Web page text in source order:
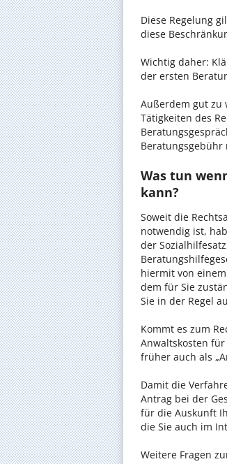
Diese Regelung
diese
Wichtig daher:
der ersten
Außerdem gut zu
Tätigkeiten des
Was tun
kann?
Soweit die
notwendig ist,
der
hiermit von
dem für Sie
Sie in der Regel
Kommt es zum
Anwaltskosten
früher auch als
Damit die
Antrag bei der
für die Auskunft
die Sie auch im
Weitere Fragen